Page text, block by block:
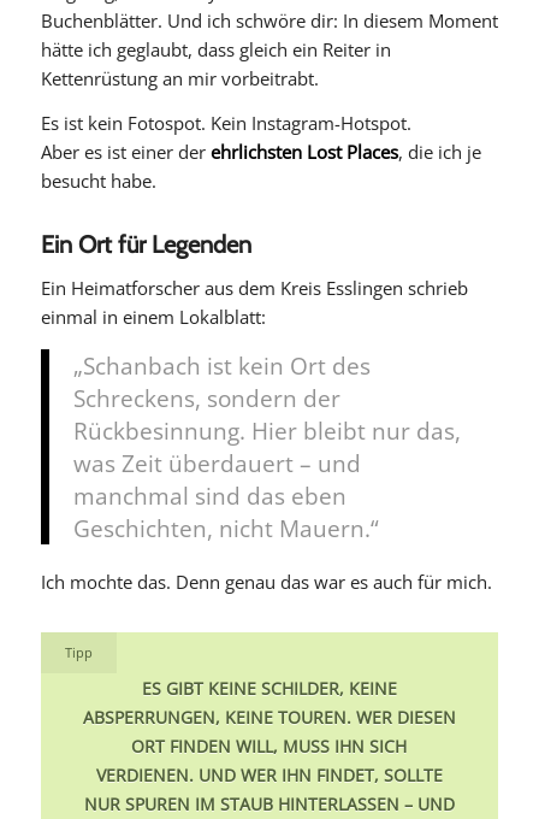
Buchenblätter. Und ich schwöre dir: In diesem Moment
hätte ich geglaubt, dass gleich ein Reiter in
Kettenrüstung an mir vorbeitrabt.
Es ist kein Fotospot. Kein Instagram-Hotspot.
Aber es ist einer der ehrlichsten Lost Places, die ich je
besucht habe.
Ein Ort für Legenden
Ein Heimatforscher aus dem Kreis Esslingen schrieb
einmal in einem Lokalblatt:
„Schanbach ist kein Ort des
Schreckens, sondern der
Rückbesinnung. Hier bleibt nur das,
was Zeit überdauert – und
manchmal sind das eben
Geschichten, nicht Mauern.“
Ich mochte das. Denn genau das war es auch für mich.
Tipp
ES GIBT KEINE SCHILDER, KEINE
ABSPERRUNGEN, KEINE TOUREN. WER DIESEN
ORT FINDEN WILL, MUSS IHN SICH
VERDIENEN. UND WER IHN FINDET, SOLLTE
NUR SPUREN IM STAUB HINTERLASSEN – UND